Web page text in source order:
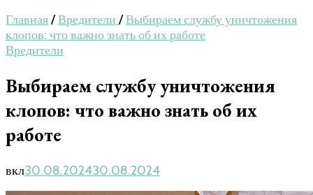
Главная/Вредители /Выбираем службу уничтожения
клопов: что важно знать об их работе
Вредители
Выбираем службу уничтожения
клопов: что важно знать об их
работе
вкл30.08.202430.08.2024